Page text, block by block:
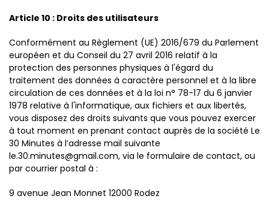
Article 10 : Droits des utilisateurs
Conformément au Règlement (UE) 2016/679 du Parlement
européen et du Conseil du 27 avril 2016 relatif à la
protection des personnes physiques à l'égard du
traitement des données à caractère personnel et à la libre
circulation de ces données et à la loi n° 78-17 du 6 janvier
1978 relative à l'informatique, aux fichiers et aux libertés,
vous disposez des droits suivants que vous pouvez exercer
à tout moment en prenant contact auprès de la société Le
30 Minutes à l’adresse mail suivante
le.30.minutes@gmail.com, via le formulaire de contact, ou
par courrier postal à :
9 avenue Jean Monnet 12000 Rodez